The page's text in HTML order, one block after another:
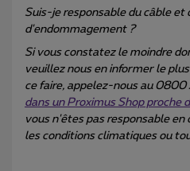
Suis-je responsable du câble et
d'endommagement ?
Si vous constatez le moindre
veuillez nous en informer le
ce faire, appelez-nous au 0800
dans un Proximus Shop proche
vous n'êtes pas responsable en
les conditions climatiques ou